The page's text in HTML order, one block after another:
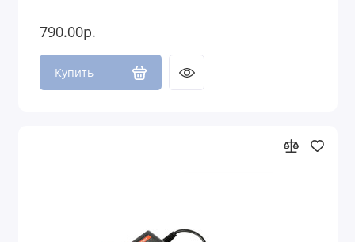
790.00р.
Купить